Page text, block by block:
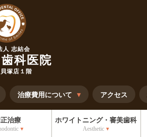
人 志結会
科医院
塚店１階
治療 ホワイトニング・審美歯科
Aesthetic
治療費用について アクセス